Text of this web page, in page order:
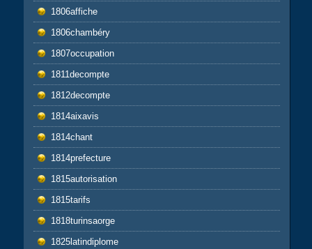
1806affiche
1806chambéry
1807occupation
1811decompte
1812decompte
1814aixavis
1814chant
1814prefecture
1815autorisation
1815tarifs
1818turinsaorge
1825latindiplome